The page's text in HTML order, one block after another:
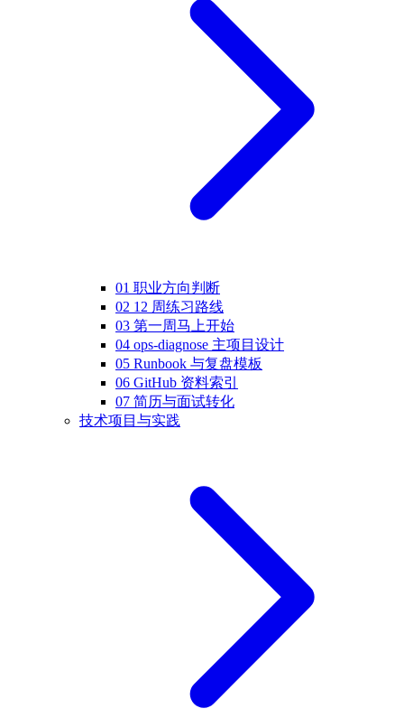
01 职业方向判断
02 12 周练习路线
03 第一周马上开始
04 ops-diagnose 主项目设计
05 Runbook 与复盘模板
06 GitHub 资料索引
07 简历与面试转化
技术项目与实践